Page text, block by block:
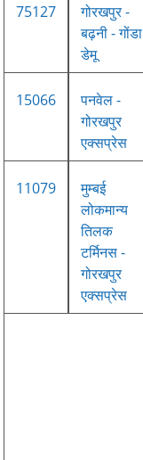
75127
गोरखपुर -
बढ़नी - गोंडा
डेमू
15066
पनवेल -
गोरखपुर
एक्सप्रेस
11079
मुम्बई
लोकमान्य
तिलक
टर्मिनस -
गोरखपुर
एक्सप्रेस